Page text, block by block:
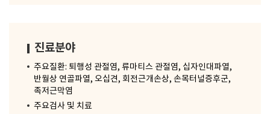
진료분야
주요질환: 퇴행성 관절염, 류마티스 관절염, 십자인대파열,
반월상 연골파열, 오십견, 회전근개손상, 손목터널증후군,
족저근막염
주요검사 및 치료